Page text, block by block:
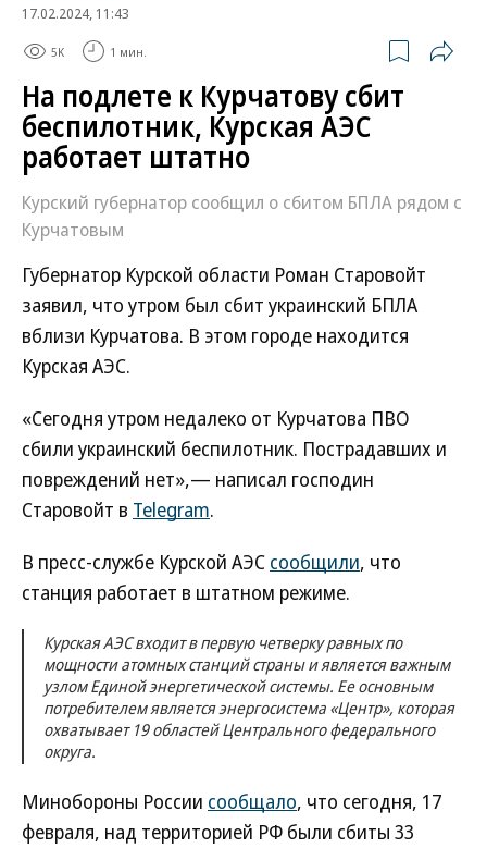
17.02.2024, 11:43
5K 1 мин.
На подлете к Курчатову сбит
беспилотник, Курская АЭС
работает штатно
Курский губернатор сообщил о сбитом БПЛА рядом с
Курчатовым
Губернатор Курской области Роман Старовойт
заявил, что утром был сбит украинский БПЛА
вблизи Курчатова. В этом городе находится
Курская АЭС.
«Сегодня утром недалеко от Курчатова ПВО
сбили украинский беспилотник. Пострадавших и
повреждений нет»,— написал господин
Старовойт в Telegram.
В пресс-службе Курской АЭС сообщили, что
станция работает в штатном режиме.
Курская АЭС входит в первую четверку равных по
мощности атомных станций страны и является важным
узлом Единой энергетической системы. Ее основным
потребителем является энергосистема «Центр», которая
охватывает 19 областей Центрального федерального
округа.
Минобороны России сообщало, что сегодня, 17
февраля, над территорией РФ были сбиты 33